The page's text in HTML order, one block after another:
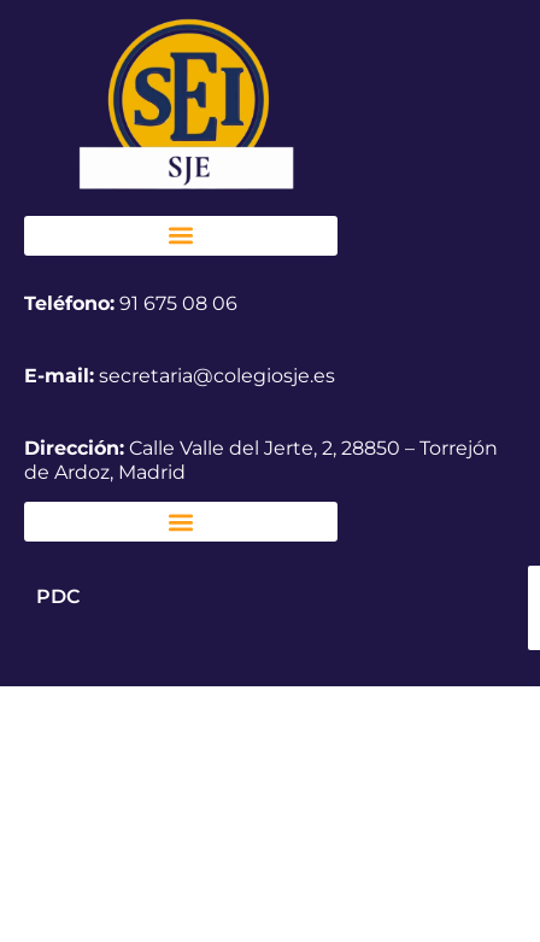
Teléfono: 91 675 08 06
E-mail: secretaria@colegiosje.es
Dirección: Calle Valle del Jerte, 2, 28850 – Torrejón
de Ardoz, Madrid
PDC